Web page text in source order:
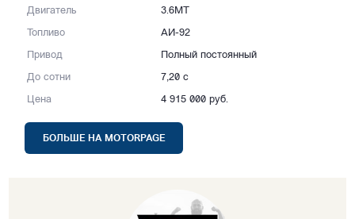
Двигатель 3.6MT
Топливо АИ-92
Привод Полный постоянный
До сотни 7,20 с
Цена 4 915 000 руб.
БОЛЬШЕ НА MOTORPAGE